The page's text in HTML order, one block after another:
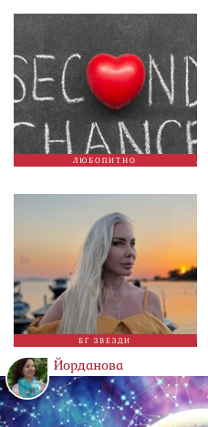
ЛЮБОПИТНО
БГ ЗВЕЗДИ
Йорданова